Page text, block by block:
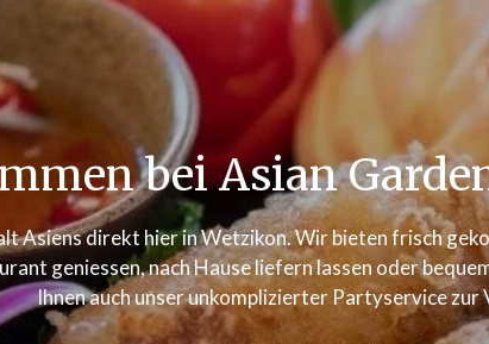
bei Asian
Asiens direkt hier in Wetzikon. Wir bieten frisch
geniessen, nach Hause liefern lassen oder
Ihnen auch unser unkomplizierter Partyservice zur